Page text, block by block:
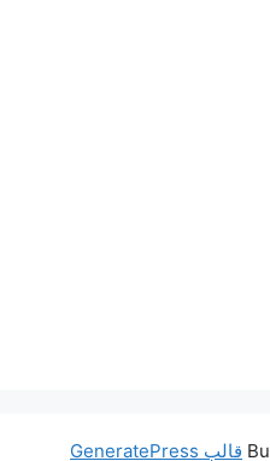
قالب GeneratePress